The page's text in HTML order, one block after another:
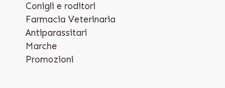
Conigli e roditori
Farmacia Veterinaria
Antiparassitari
Marche
Promozioni